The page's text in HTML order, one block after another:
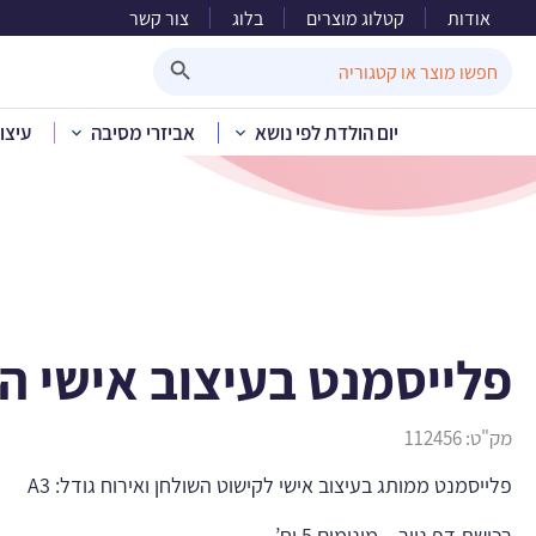
אודות קטלוג מוצרים בלוג צור קשר
for:
יום הולדת לפי נושא אביזרי מסיבה בית »
פלייסמנט בעיצוב אישי
מק"ט:112456
פלייסמנט ממותג בעיצוב אישי לקישוט השולחן ואירוח גודל: A3